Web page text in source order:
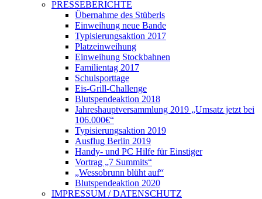
PRESSEBERICHTE
Übernahme des Stüberls
Einweihung neue Bande
Typisierungsaktion 2017
Platzeinweihung
Einweihung Stockbahnen
Familientag 2017
Schulsporttage
Eis-Grill-Challenge
Blutspendeaktion 2018
Jahreshauptversammlung 2019 „Umsatz jetzt bei
106.000€“
Typisierungsaktion 2019
Ausflug Berlin 2019
Handy- und PC Hilfe für Einstiger
Vortrag „7 Summits“
„Wessobrunn blüht auf“
Blutspendeaktion 2020
IMPRESSUM / DATENSCHUTZ